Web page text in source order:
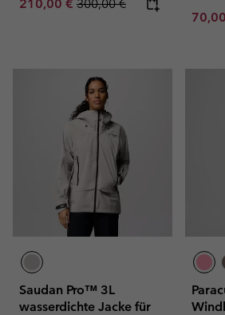
210,00 € 300,00 €
Sale
Saudan Pro™ 3L
wasserdichte Jacke für